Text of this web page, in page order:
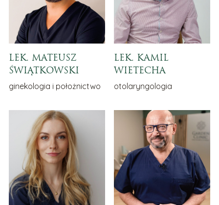
LEK. MATEUSZ
ŚWIĄTKOWSKI
ginekologia i położnictwo
LEK. KAMIL
WIETECHA
otolaryngologia